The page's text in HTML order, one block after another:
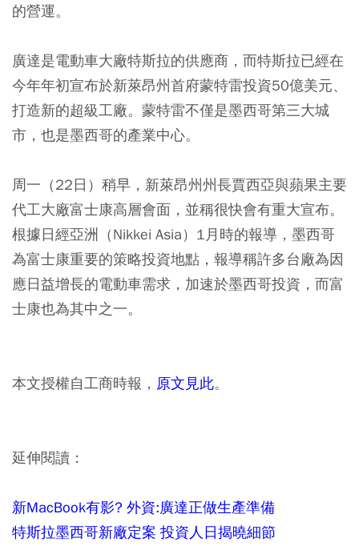
的營運。
廣達是電動車大廠特斯拉的供應商，而特斯拉已經在
今年年初宣布於新萊昂州首府蒙特雷投資50億美元、
打造新的超級工廠。蒙特雷不僅是墨西哥第三大城
市，也是墨西哥的產業中心。
周一（22日）稍早，新萊昂州州長賈西亞與蘋果主要
代工大廠富士康高層會面，並稱很快會有重大宣布。
根據日經亞洲（Nikkei Asia）1月時的報導，墨西哥
為富士康重要的策略投資地點，報導稱許多台廠為因
應日益增長的電動車需求，加速於墨西哥投資，而富
士康也為其中之一。
本文授權自工商時報， 原文見此。
延伸閱讀：
新MacBook有影? 外資:廣達正做生產準備
特斯拉墨西哥新廠定案 投資人日揭曉細節